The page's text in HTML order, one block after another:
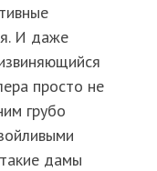
И даже
просто не
грубо
дамы